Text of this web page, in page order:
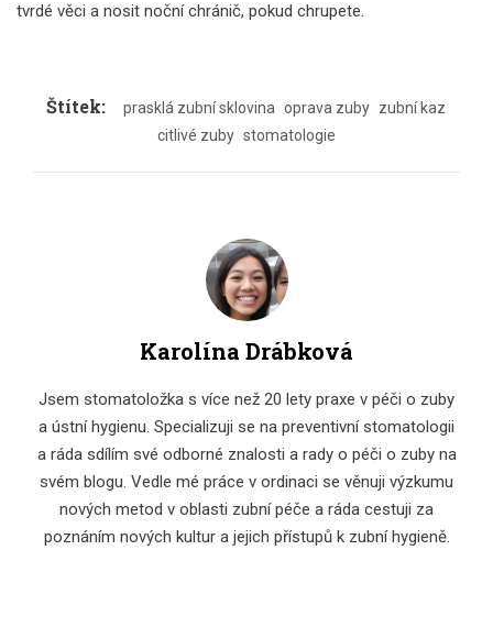
tvrdé věci a nosit noční chránič, pokud chrupete.
Štítek: prasklá zubní sklovina oprava zuby zubní kaz
citlivé zuby stomatologie
Karolína Drábková
Jsem stomatoložka s více než 20 lety praxe v péči o zuby
a ústní hygienu. Specializuji se na preventivní stomatologii
a ráda sdílím své odborné znalosti a rady o péči o zuby na
svém blogu. Vedle mé práce v ordinaci se věnuji výzkumu
nových metod v oblasti zubní péče a ráda cestuji za
poznáním nových kultur a jejich přístupů k zubní hygieně.